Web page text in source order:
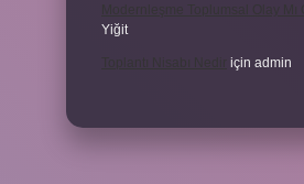
Yiğit
için admin